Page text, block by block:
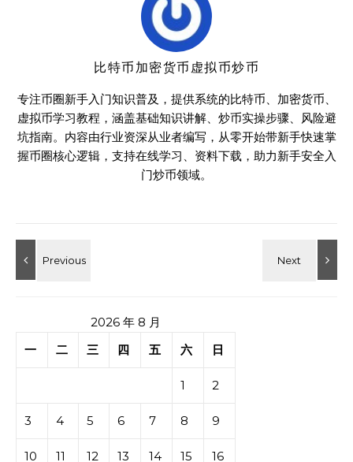
比特币加密货币虚拟币炒币
专注币圈新手入门知识普及，提供系统的比特币、加密货币、
虚拟币学习教程，涵盖基础知识讲解、炒币实操步骤、风险避
坑指南。内容由行业资深从业者编写，从零开始带新手快速掌
握币圈核心逻辑，支持在线学习、资料下载，助力新手安全入
门炒币领域。
2026 年 8 月
一
二 三 四 五 六 日
1 2
3 4 5 6 7 8 9
10 11 12 13 14 15 16